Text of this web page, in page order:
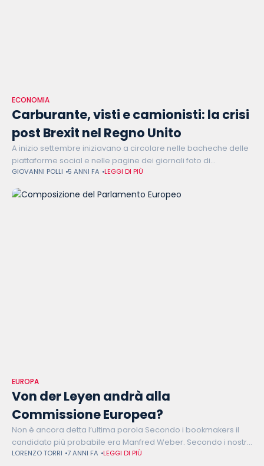
ECONOMIA
Carburante, visti e camionisti: la crisi
post Brexit nel Regno Unito
A inizio settembre iniziavano a circolare nelle bacheche delle
piattaforme social e nelle pagine dei giornali foto di
supermercati vuoti nel Regno Unito. Poi sono giunte notizie
riguardanti stazioni di
GIOVANNI POLLI 5 ANNI FA LEGGI DI PIÙ
EUROPA
Von der Leyen andrà alla
Commissione Europea?
Non è ancora detta l’ultima parola Secondo i bookmakers il
candidato più probabile era Manfred Weber. Secondo i nostri
lettori, era Margrethe Vestager. Il nome uscito dal cappello,
LORENZO TORRI 7 ANNI FA LEGGI DI PIÙ